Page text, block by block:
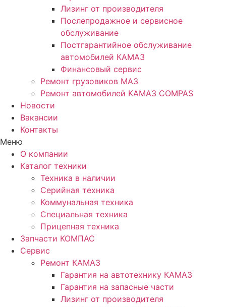
Лизинг от производителя
Послепродажное и сервисное
обслуживание
Постгарантийное обслуживание
автомобилей КАМАЗ
Финансовый сервис
Ремонт грузовиков МАЗ
Ремонт автомобилей КАМАЗ COMPAS
Новости
Вакансии
Контакты
Меню
О компании
Каталог техники
Техника в наличии
Серийная техника
Коммунальная техника
Специальная техника
Прицепная техника
Запчасти КОМПАС
Сервис
Ремонт КАМАЗ
Гарантия на автотехнику КАМАЗ
Гарантия на запасные части
Лизинг от производителя